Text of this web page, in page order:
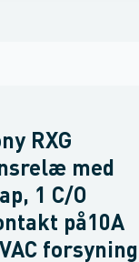
RXG
med
1 C/O
på10A